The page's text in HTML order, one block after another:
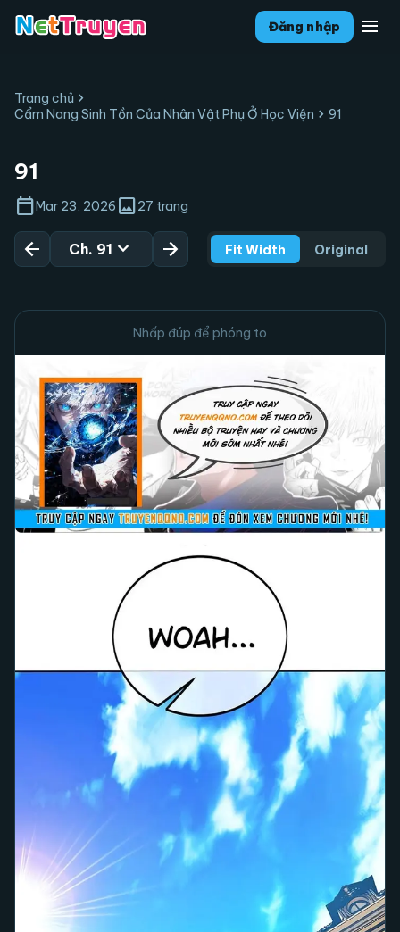
Đăng nhập menu
Trang chủ chevron_right
Cẩm Nang Sinh Tồn Của Nhân Vật Phụ Ở Học Viện chevron_right 91
91
calendar_todayMar 23, 2026 image27 trang
arrow_back Ch. 91 expand_more arrow_forward Fit Width Original
Nhấp đúp để phóng to